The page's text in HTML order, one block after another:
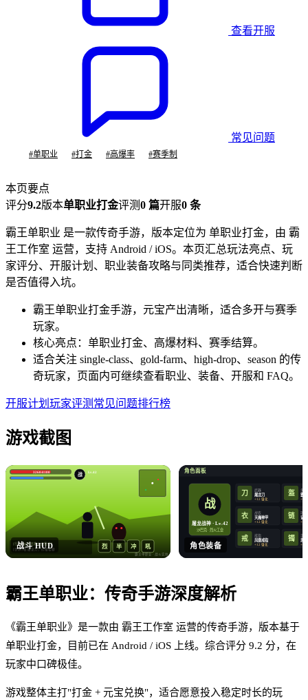
查看开服
常见问题
#单职业 #打金 #高爆率 #赛季制
本页要点
评分9.2版本单职业打金评测0 篇开服0 条
霸王单职业 是一款传奇手游，版本定位为 单职业打金，由 霸
王工作室 运营，支持 Android / iOS。本页汇总玩法亮点、玩
家评分、开服计划、职业装备攻略与同类推荐，适合快速判断
是否值得入坑。
霸王单职业打金手游，元宝产出清晰，适合多开与赛季
玩家。
核心亮点：单职业打金、高爆材料、赛季结算。
适合关注 single-class、gold-farm、high-drop、season 的传
奇玩家，页面内可继续查看职业、装备、开服和 FAQ。
开服计划 玩家评测 常见问题排行榜
游戏截图
3260/4180 战 Lv.42
烈 半 冲 吼
[行会] 沙巴克晚 8 点集合！
[世界] 收 屠龙刀，价格私聊
霸王单职业· 战斗实拍
战斗 HUD
角色面板
战
屠龙战神 · Lv.42
沙巴克 · 烈火工会
刀 武器
屠龙刀
+12 强化
盔 头盔
霸
+12
衣 战衣
天魔神甲
+12 强化
链 项链
记
+12
戒 戒指
凤凰戒指
+12 强化
镯 手镯
思
+12
角色装备
霸王单职业： 传奇手游深度解析
《霸王单职业》是一款由 霸王工作室 运营的传奇手游，版本基于
单职业打金，目前已在 Android / iOS 上线。综合评分 9.2 分，在
玩家中口碑极佳。
游戏整体主打"打金 + 元宝兑换"，适合愿意投入稳定时长的玩